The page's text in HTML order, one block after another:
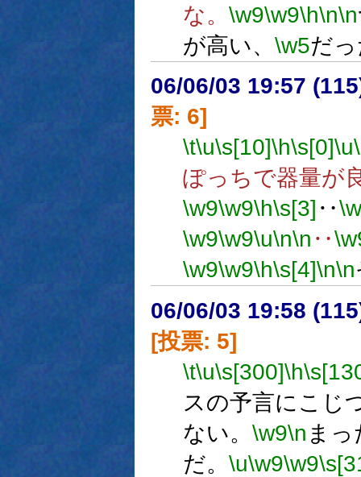
な。 \w9\w9\h\n\n
が高い、 \w5だ
06/06/03 19:57
票: 6]
\t\u\s[10]\h\s[0]\u
ぽっちで器量が
\w9\w9\h\s[3] ‥
\w9\w9\u\n\n ‥
\w9\w9\h\s[4]\n\n
06/06/03 19:58
[投票: 5]
\t\u\s[300]\h
スの予言にこじ
ない。 \w9\n ま
だ。 \u\w9\w9